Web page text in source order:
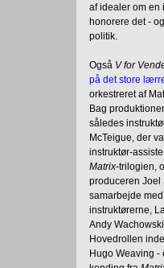
af idealer om en
honorere det -
politik.
Også V for
på det store
orkestreret af
Bag
således
McTeigue, der
instruktør-
Matrix-trilogien,
produceren Joel
samarbejde med
instruktørerne,
Andy Wachowski.
Hovedrollen
Hugo Weaving -